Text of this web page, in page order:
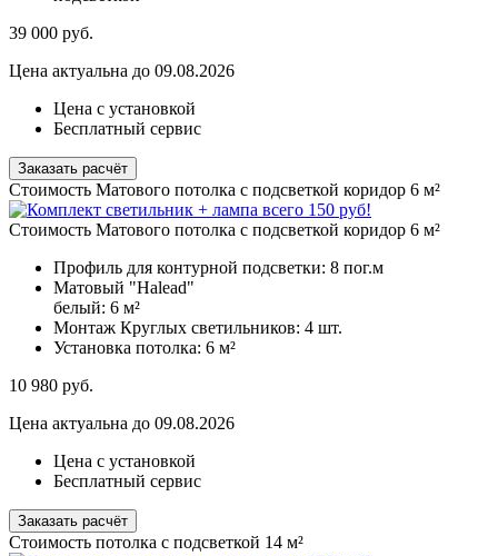
39 000 руб.
Цена актуальна до 09.08.2026
Цена с установкой
Бесплатный сервис
Заказать расчёт
Стоимость Матового потолка с подсветкой коридор 6 м²
Стоимость Матового потолка с подсветкой коридор 6 м²
Профиль для контурной подсветки: 8 пог.м
Матовый "Halead"
белый: 6 м²
Монтаж Круглых светильников: 4 шт.
Установка потолка: 6 м²
10 980 руб.
Цена актуальна до 09.08.2026
Цена с установкой
Бесплатный сервис
Заказать расчёт
Стоимость потолка с подсветкой 14 м²